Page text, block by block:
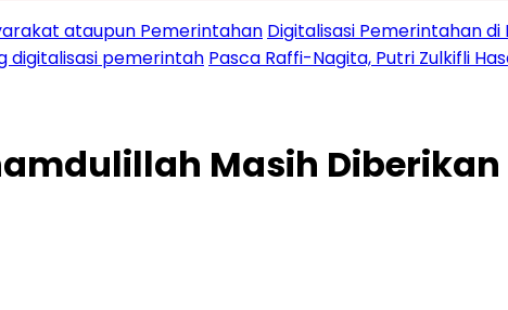
ataupun Pemerintahan Digitalisasi Pemerintahan
digitalisasi pemerintah Pasca Raffi-Nagita, Putri Zulkifli
Masih